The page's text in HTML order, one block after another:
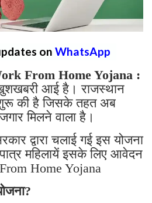
on WhatsApp
From Home Yojana :
आई है। राजस्थान
की है जिसके तहत अब
मिलने वाला है।
द्वारा चलाई गई इस योजना
महिलायें इसके लिए आवेदन
Home Yojana